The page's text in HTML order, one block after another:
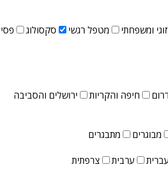
ומשפחתי מטפל רגשי סקסולוג
חיפה והקריות ירושלים והסביבה
מבוגרים
מתבגרים
ערבית צרפתית